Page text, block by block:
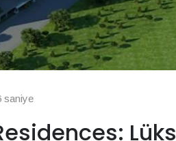
saniye
Lüks